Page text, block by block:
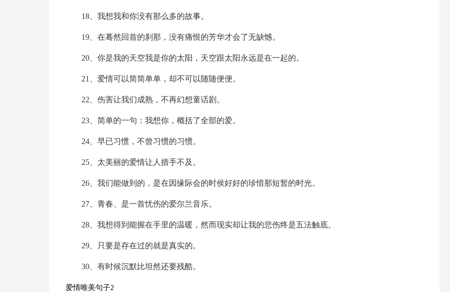
18、我想我和你没有那么多的故事。
19、在蓦然回首的刹那，没有痛恨的芳华才会了无缺憾。
20、你是我的天空我是你的太阳，天空跟太阳永远是在一起的。
21、爱情可以简简单单，却不可以随随便便。
22、伤害让我们成熟，不再幻想童话剧。
23、简单的一句：我想你，概括了全部的爱。
24、早已习惯，不曾习惯的习惯。
25、太美丽的爱情让人措手不及。
26、我们能做到的，是在因缘际会的时侯好好的珍惜那短暂的时光。
27、青春、是一首忧伤的爱尔兰音乐。
28、我想得到能握在手里的温暖，然而现实却让我的悲伤终是五法触底。
29、只要是存在过的就是真实的。
30、有时候沉默比坦然还要残酷。
爱情唯美句子2